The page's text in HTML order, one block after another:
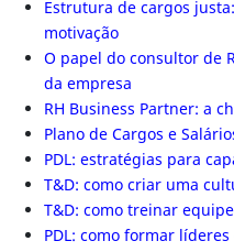
Estrutura de cargos
motivação
O papel do consultor de
da empresa
RH Business Partner: a
Plano de Cargos e
PDL: estratégias para
T&D: como criar uma
T&D: como treinar
PDL: como formar